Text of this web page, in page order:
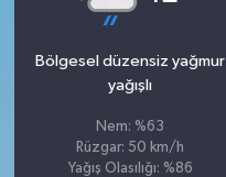
Bölgesel düzensiz yağmur
yağışlı
Nem: %63
Rüzgar: 50 km/h
Yağış Olasılığı: %86